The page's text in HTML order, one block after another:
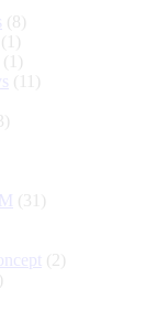
(8)
(1)
(1)
(11)
(31)
(2)